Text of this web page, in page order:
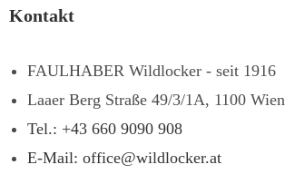
Kontakt
FAULHABER Wildlocker - seit 1916
Laaer Berg Straße 49/3/1A, 1100 Wien
Tel.: +43 660 9090 908
E-Mail: office@wildlocker.at